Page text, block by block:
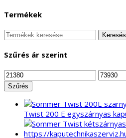
Termékek
Keresés
a
következőre:
Keresés
Szűrés ár szerint
Min
ár
Max
Szűrés
Twist 200 E egyszárnyas